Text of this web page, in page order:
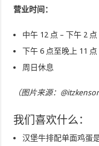
营业时间：
中午 12 点 – 下午 2 点
下午 6 点至晚上 11 点
周日休息
（图片来源：
我们喜欢什么：
汉堡牛排配单面鸡蛋